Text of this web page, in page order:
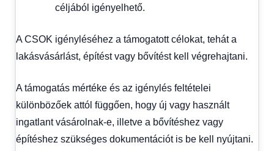
céljából igényelhető.
A CSOK igényléséhez a támogatott célokat, tehát a
lakásvásárlást, építést vagy bővítést kell végrehajtani.
A támogatás mértéke és az igénylés feltételei
különbözőek attól függően, hogy új vagy használt
ingatlant vásárolnak-e, illetve a bővítéshez vagy
építéshez szükséges dokumentációt is be kell nyújtani.